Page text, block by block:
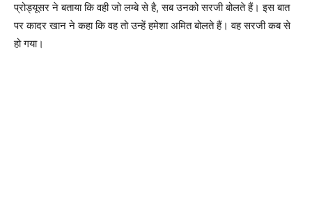
प्रोड्यूसर ने बताया कि वही जो लम्बे से है, सब उनको सरजी बोलते हैं। इस बात
पर कादर खान ने कहा कि वह तो उन्हें हमेशा अमित बोलते हैं। वह सरजी कब से
हो गया।